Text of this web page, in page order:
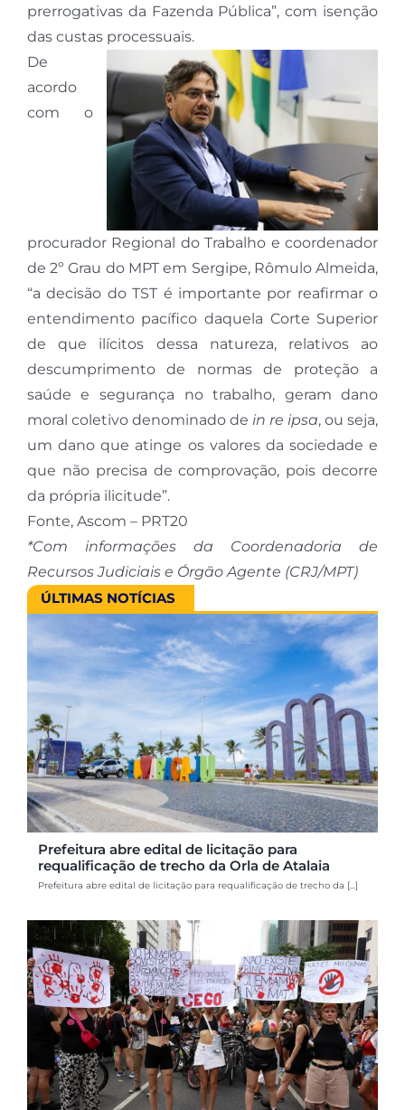
prerrogativas da Fazenda Pública”, com isenção
das custas processuais.
De
acordo
com o
procurador Regional do Trabalho e coordenador
de 2º Grau do MPT em Sergipe, Rômulo Almeida,
“a decisão do TST é importante por reafirmar o
entendimento pacífico daquela Corte Superior
de que ilícitos dessa natureza, relativos ao
descumprimento de normas de proteção a
saúde e segurança no trabalho, geram dano
moral coletivo denominado de in re ipsa, ou seja,
um dano que atinge os valores da sociedade e
que não precisa de comprovação, pois decorre
da própria ilicitude”.
Fonte, Ascom – PRT20
*Com informações da Coordenadoria de
Recursos Judiciais e Órgão Agente (CRJ/MPT)
ÚLTIMAS NOTÍCIAS
Prefeitura abre edital de licitação para
requalificação de trecho da Orla de Atalaia
Prefeitura abre edital de licitação para requalificação de trecho da [...]